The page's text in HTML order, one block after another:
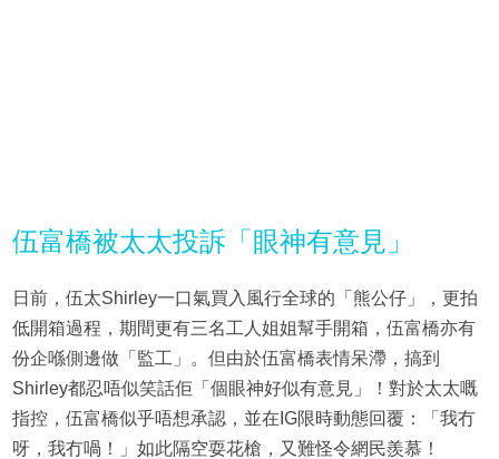
伍富橋被太太投訴「眼神有意見」
日前，伍太Shirley一口氣買入風行全球的「熊公仔」，更拍
低開箱過程，期間更有三名工人姐姐幫手開箱，伍富橋亦有
份企喺側邊做「監工」。但由於伍富橋表情呆滯，搞到
Shirley都忍唔似笑話佢「個眼神好似有意見」！對於太太嘅
指控，伍富橋似乎唔想承認，並在IG限時動態回覆：「我冇
呀，我冇喎！」如此隔空耍花槍，又難怪令網民羨慕！